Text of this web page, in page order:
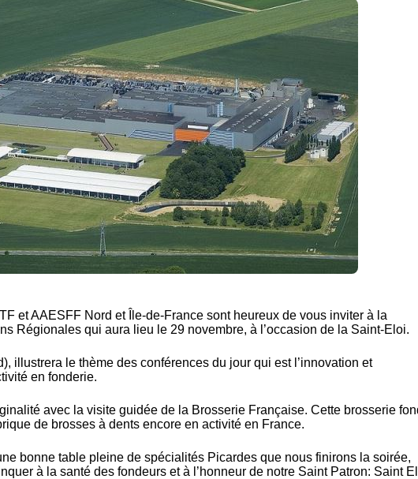
et AAESFF Nord et Île-de-France sont heureux de vous inviter à la
Régionales qui aura lieu le 29 novembre, à l’occasion de la Saint-Eloi.
illustrera le thème des conférences du jour qui estl’innovation et
en fonderie.
avec la visite guidée de la Brosserie Française. Cette brosserie
de brosses à dentsencore en activité en France.
bonne tablepleine de spécialités Picardesque nous finirons la soirée,
à la santé desfondeurs et à l’honneur de notre Saint Patron: Saint